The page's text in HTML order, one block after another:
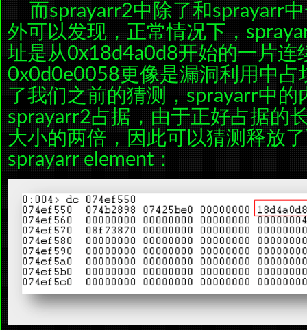
而sprayarr2中除了和sprayarr
外可以发现，正常情况下，
址是从0x18d4a0d8开始的一片连
0x0d0e0058更像是漏洞利用中占
了我们之前的猜测，sprayarr中的
sprayarr2占据，由于正好占据的
大小的两倍，因此可以猜测释放
sprayarr element：